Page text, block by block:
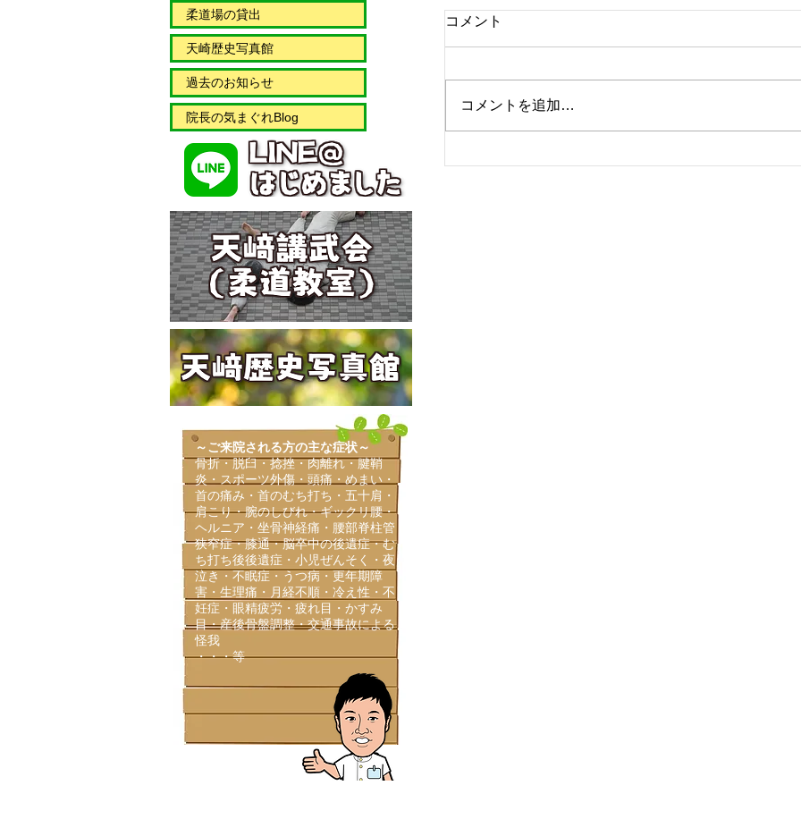
コメント
コメントを追加…
柔道場の貸出
天崎歴史写真館
過去のお知らせ
院長の気まぐれBlog
～ご来院される方の主な症状～
​骨折・脱臼・捻挫・肉離れ・腱鞘
炎・スポーツ外傷・頭痛・めまい・
首の痛み・首のむち打ち・五十肩・
肩こり・腕のしびれ・ギックリ腰・
ヘルニア・坐骨神経痛・腰部脊柱管
狭窄症・膝通・脳卒中の後遺症・む
ち打ち後後遺症・小児ぜんそく・夜
泣き・不眠症・うつ病・更年期障
害・生理痛・月経不順・冷え性・不
妊症・眼精疲労・疲れ目・かすみ
目・産後骨盤調整・交通事故による
怪我
・・・等